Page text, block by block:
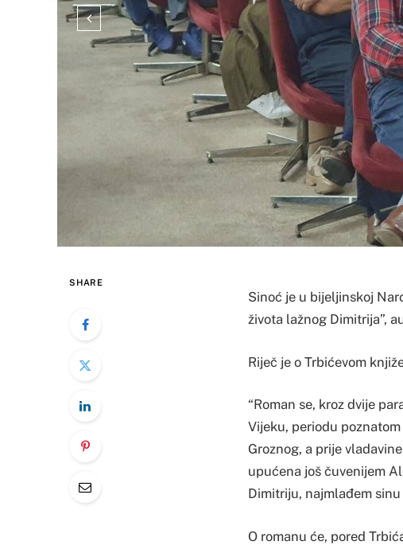
SHARE
Sinoć je u bijeljinskoj
života lažnog Dimitrija”,
Riječ je o Trbićevom
“Roman se, kroz dvije
Vijeku, periodu
Groznog, a prije
upućena još čuvenijem
Dimitriju, najmlađem
O romanu će, pored